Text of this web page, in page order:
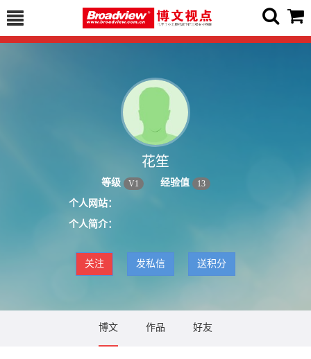
花笙
等级 V1 经验值 13
个人网站：
个人简介：
关注 发私信 送积分
博文 作品 好友